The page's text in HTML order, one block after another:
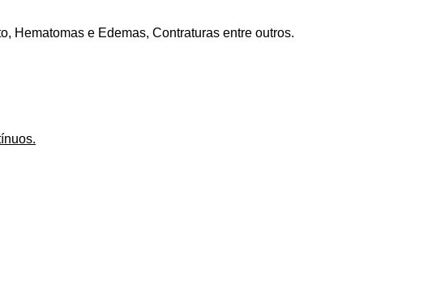
Hematomas e Edemas, Contraturas entre outros.